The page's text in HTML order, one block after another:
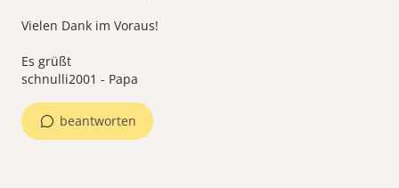
Vielen Dank im Voraus!
Es grüßt
schnulli2001 - Papa
beantworten